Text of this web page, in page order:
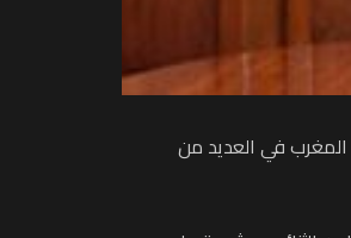
المغرب في العديد من